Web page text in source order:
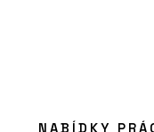
NABÍDKY